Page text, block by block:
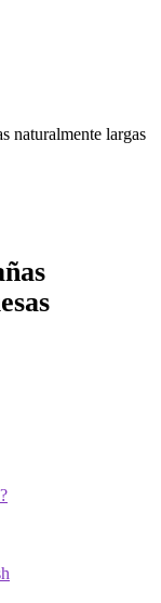
naturalmente largas